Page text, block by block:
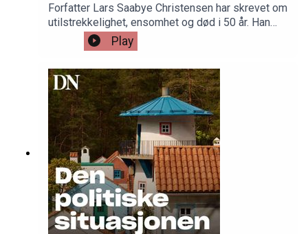
Forfatter Lars Saabye Christensen har skrevet om
utilstrekkelighet, ensomhet og død i 50 år. Han
kan være blid også. Bare ikke kall ham produktiv.
Eller sorgmunter.Hør journalist Alf Marius Opsahls
Play